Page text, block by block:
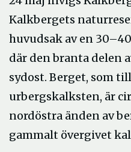
Kalkbergets
huvudsak av en
där den branta delen
sydost. Berget, som
urbergskalksten, är
nordöstra änden av
gammalt övergivet